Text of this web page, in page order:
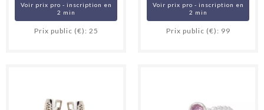
Voir prix pro - inscription en
2 min
Prix public (€): 25
Voir prix pro - inscription en
2 min
Prix public (€): 99